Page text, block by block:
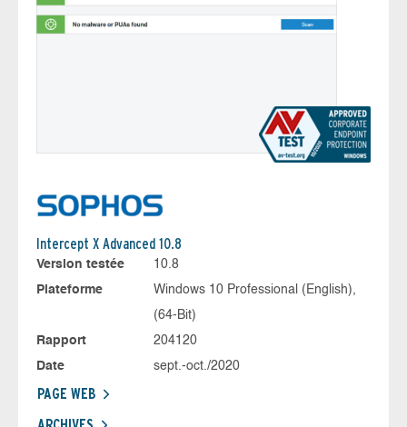
Intercept X Advanced 10.8
Version testée
10.8
Plateforme
Windows 10 Professional (English),
(64-Bit)
Rapport
204120
Date
sept.-oct./2020
PAGE WEB